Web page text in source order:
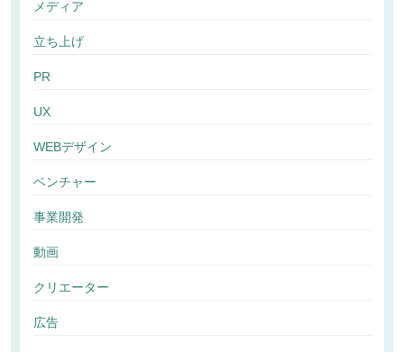
メディア
立ち上げ
PR
UX
WEBデザイン
ベンチャー
事業開発
動画
クリエーター
広告